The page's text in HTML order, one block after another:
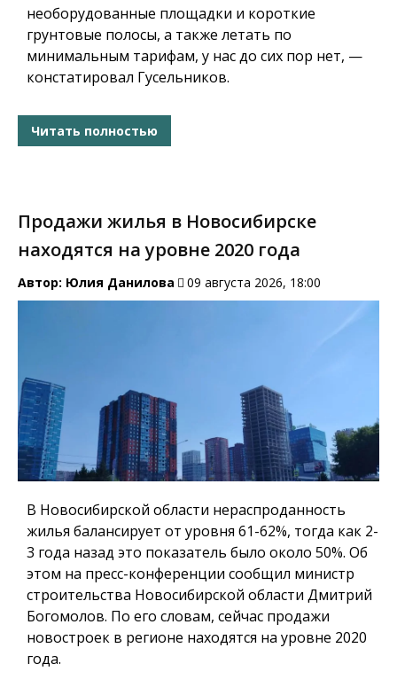
необорудованные площадки и короткие
грунтовые полосы, а также летать по
минимальным тарифам, у нас до сих пор нет, —
констатировал Гусельников.
Читать полностью
Продажи жилья в Новосибирске
находятся на уровне 2020 года
Автор: Юлия Данилова 09 августа 2026, 18:00
В Новосибирской области нераспроданность
жилья балансирует от уровня 61-62%, тогда как 2-
3 года назад это показатель было около 50%. Об
этом на пресс-конференции сообщил министр
строительства Новосибирской области Дмитрий
Богомолов. По его словам, сейчас продажи
новостроек в регионе находятся на уровне 2020
года.